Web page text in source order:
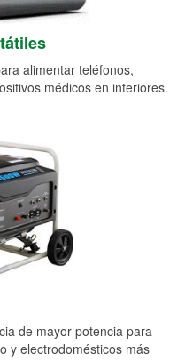
alimentar teléfonos,
médicos en interiores.
de mayor potencia para
y electrodomésticos más